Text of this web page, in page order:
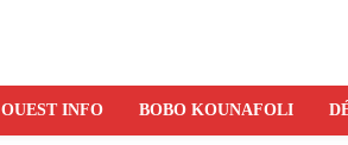
OUEST INFO BOBO KOUNAFOLI